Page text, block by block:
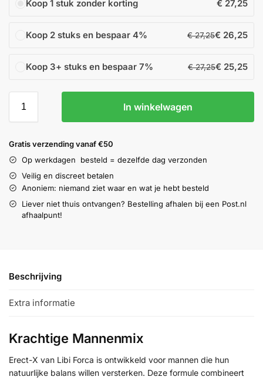
Koop 1 stuk zonder korting € 27,25
Koop 2 stuks en bespaar 4% €27,25€ 26,25
Koop 3+ stuks en bespaar 7% €27,25€ 25,25
In winkelwagen
Gratis verzending vanaf €50
Op werkdagen
besteld = dezelfde dag verzonden
Veilig en discreet betalen
Anoniem: niemand ziet waar en wat je hebt besteld
Liever niet thuis ontvangen? Bestelling afhalen bij een Post.nl
afhaalpunt!
Beschrijving
Extra informatie
Krachtige Mannenmix
Erect-X van Libi Forca is ontwikkeld voor mannen die hun
natuurlijke balans willen versterken. Deze formule combineert